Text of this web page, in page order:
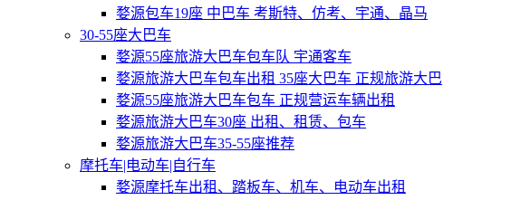
婺源包车19座 中巴车 考斯特、仿考、宇通、晶马
30-55座大巴车
婺源55座旅游大巴车包车队 宇通客车
婺源旅游大巴车包车出租 35座大巴车 正规旅游大巴
婺源55座旅游大巴车包车 正规营运车辆出租
婺源旅游大巴车30座 出租、租赁、包车
婺源旅游大巴车35-55座推荐
摩托车|电动车|自行车
婺源摩托车出租、踏板车、机车、电动车出租